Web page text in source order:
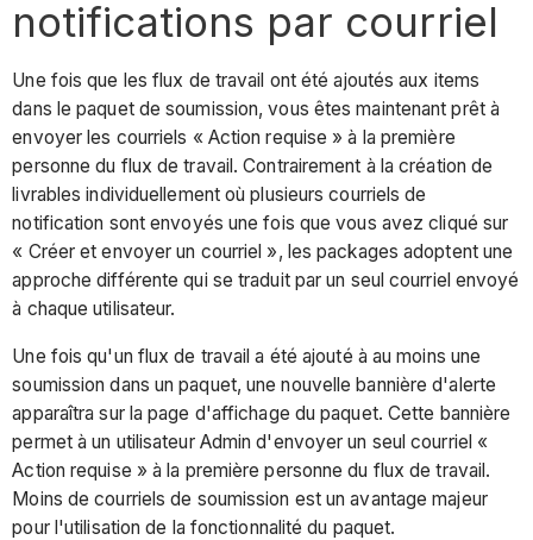
notifications par courriel
Une fois que les flux de travail ont été ajoutés aux items
dans le paquet de soumission, vous êtes maintenant prêt à
envoyer les courriels « Action requise » à la première
personne du flux de travail. Contrairement à la création de
livrables individuellement où plusieurs courriels de
notification sont envoyés une fois que vous avez cliqué sur
« Créer et envoyer un courriel », les packages adoptent une
approche différente qui se traduit par un seul courriel envoyé
à chaque utilisateur.
Une fois qu'un flux de travail a été ajouté à au moins une
soumission dans un paquet, une nouvelle bannière d'alerte
apparaîtra sur la page d'affichage du paquet. Cette bannière
permet à un utilisateur Admin d'envoyer un seul courriel «
Action requise » à la première personne du flux de travail.
Moins de courriels de soumission est un avantage majeur
pour l'utilisation de la fonctionnalité du paquet.